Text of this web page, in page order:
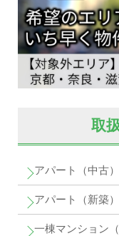
取
アパート（中古）
アパート（新築）
一棟マンション（